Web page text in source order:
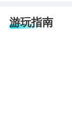
游玩指南